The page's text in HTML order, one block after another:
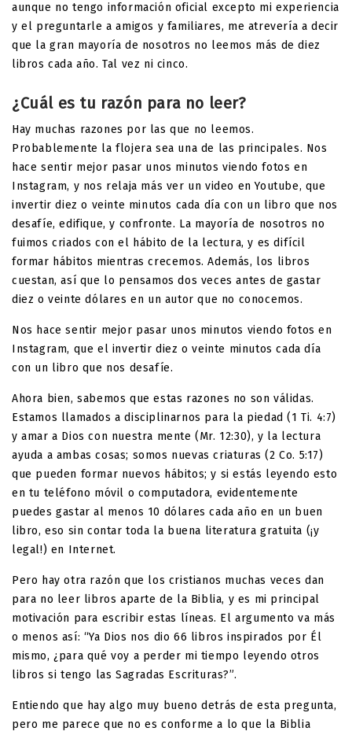
aunque no tengo información oficial excepto mi experiencia
y el preguntarle a amigos y familiares, me atrevería a decir
que la gran mayoría de nosotros no leemos más de diez
libros cada año. Tal vez ni cinco.
¿Cuál es tu razón para no leer?
Hay muchas razones por las que no leemos.
Probablemente la flojera sea una de las principales. Nos
hace sentir mejor pasar unos minutos viendo fotos en
Instagram, y nos relaja más ver un video en Youtube, que
invertir diez o veinte minutos cada día con un libro que nos
desafíe, edifique, y confronte. La mayoría de nosotros no
fuimos criados con el hábito de la lectura, y es difícil
formar hábitos mientras crecemos. Además, los libros
cuestan, así que lo pensamos dos veces antes de gastar
diez o veinte dólares en un autor que no conocemos.
Nos hace sentir mejor pasar unos minutos viendo fotos en
Instagram, que el invertir diez o veinte minutos cada día
con un libro que nos desafíe.
Ahora bien, sabemos que estas razones no son válidas.
Estamos llamados a disciplinarnos para la piedad (1 Ti. 4:7)
y amar a Dios con nuestra mente (Mr. 12:30), y la lectura
ayuda a ambas cosas; somos nuevas criaturas (2 Co. 5:17)
que pueden formar nuevos hábitos; y si estás leyendo esto
en tu teléfono móvil o computadora, evidentemente
puedes gastar al menos 10 dólares cada año en un buen
libro, eso sin contar toda la buena literatura gratuita (¡y
legal!) en Internet.
Pero hay otra razón que los cristianos muchas veces dan
para no leer libros aparte de la Biblia, y es mi principal
motivación para escribir estas líneas. El argumento va más
o menos así: “Ya Dios nos dio 66 libros inspirados por Él
mismo, ¿para qué voy a perder mi tiempo leyendo otros
libros si tengo las Sagradas Escrituras?”.
Entiendo que hay algo muy bueno detrás de esta pregunta,
pero me parece que no es conforme a lo que la Biblia